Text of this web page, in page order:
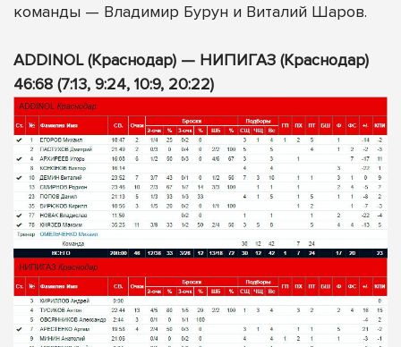
команды — Владимир Бурун и Виталий Шаров.
ADDINOL (Краснодар) — НИПИГАЗ (Краснодар)
46:68 (7:13, 9:24, 10:9, 20:22)